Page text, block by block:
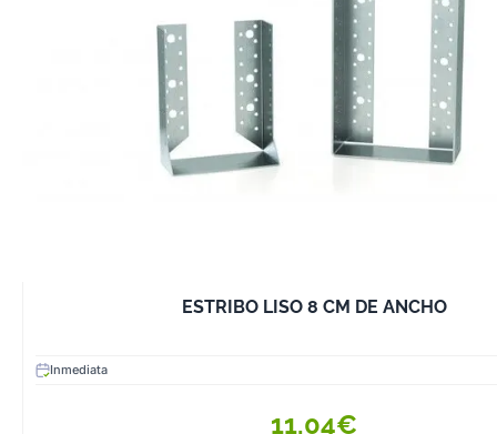
ESTRIBO LISO 8 CM DE ANCHO
Inmediata
11,04€